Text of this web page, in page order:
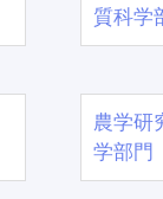
質科学
農学
学部門